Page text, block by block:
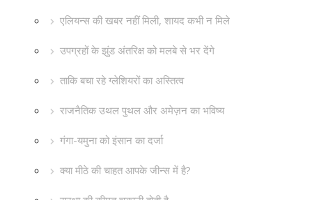
एलियन्स की खबर नहीं मिली, शायद कभी न मिले
उपग्रहों के झुंड अंतरिक्ष को मलबे से भर देंगे
ताकि बचा रहे ग्लेशियरों का अस्तित्व
राजनैतिक उथल पुथल और अमेज़न का भविष्य
गंगा-यमुना को इंसान का दर्जा
क्या मीठे की चाहत आपके जीन्स में है?